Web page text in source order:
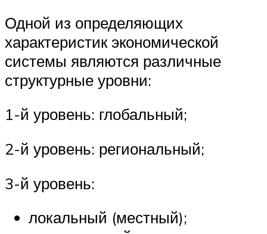
Одной из определяющих
характеристик экономической
системы являются различные
структурные уровни:
1-й уровень: глобальный;
2-й уровень: региональный;
3-й уровень:
локальный (местный);